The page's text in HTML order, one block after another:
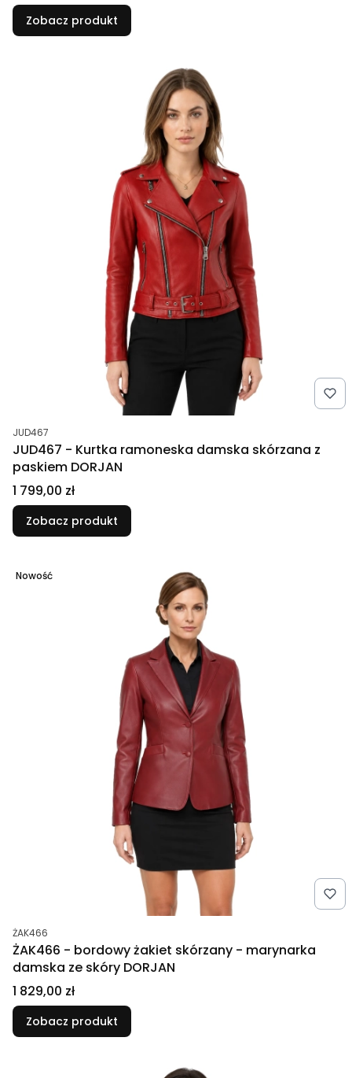
Zobacz produkt
Kod produktu
JUD467
JUD467 - Kurtka ramoneska damska skórzana z
paskiem DORJAN
Cena
1 799,00 zł
Zobacz produkt
Nowość
Kod produktu
ŻAK466
ŻAK466 - bordowy żakiet skórzany - marynarka
damska ze skóry DORJAN
Cena
1 829,00 zł
Zobacz produkt